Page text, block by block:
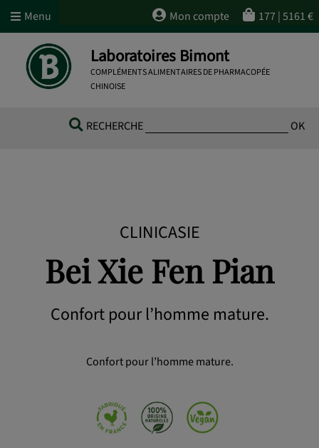
Laboratoires Bimont
COMPLÉMENTS ALIMENTAIRES DE PHARMACOPÉE
CHINOISE
RECHERCHE OK
CLINICASIE
Bei Xie Fen Pian
Confort pour l’homme mature.
Confort pour l’homme mature.
Menu Mon compte 177|5161€